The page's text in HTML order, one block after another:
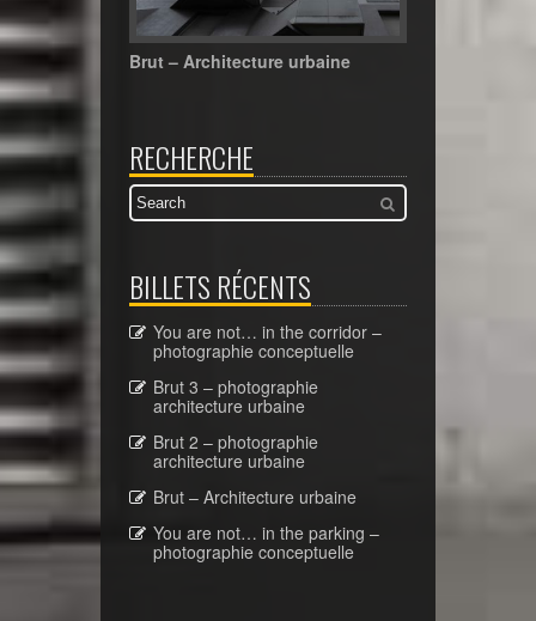
Brut – Architecture urbaine
RECHERCHE
BILLETS RÉCENTS
You are not… in the corridor –
photographie conceptuelle
Brut 3 – photographie
architecture urbaine
Brut 2 – photographie
architecture urbaine
Brut – Architecture urbaine
You are not… in the parking –
photographie conceptuelle